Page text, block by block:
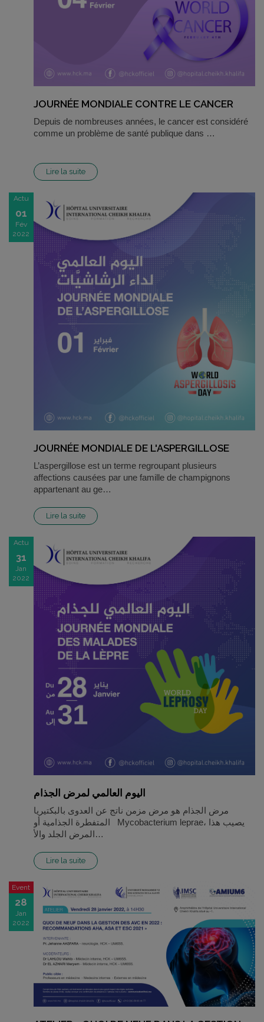
JOURNÉE MONDIALE CONTRE LE CANCER
Depuis de nombreuses années, le cancer est considéré
comme un problème de santé publique dans …
Lire la suite
Actu
01
Fév
2022
JOURNÉE MONDIALE DE L'ASPERGILLOSE
L’aspergillose est un terme regroupant plusieurs
affections causées par une famille de champignons
appartenant au ge…
Lire la suite
Actu
31
Jan
2022
اليوم العالمي لمرض الجذام
مرض الجذام هو مرض مزمن ناتج عن العدوى بالبكتيريا
المتفطرة الجذامية أو Mycobacterium leprae، يصيب هذا
المرض الجلد والأ…
Lire la suite
Event
28
Jan
2022